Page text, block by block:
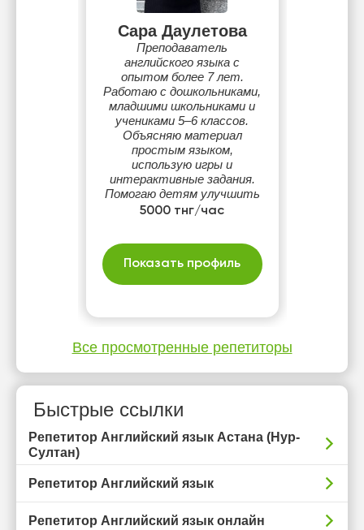
Сара Даулетова
Преподаватель
английского языка с
опытом более 7 лет.
Работаю с дошкольниками,
младшими школьниками и
учениками 5–6 классов.
Объясняю материал
простым языком,
использую игры и
интерактивные задания.
Помогаю детям улучшить
школьные оценки и
5000 тнг/час
Показать профиль
Все просмотренные репетиторы
Быстрые ссылки
Репетитор Английский язык Астана (Нур-
Султан)
Репетитор Английский язык
Репетитор Английский язык онлайн